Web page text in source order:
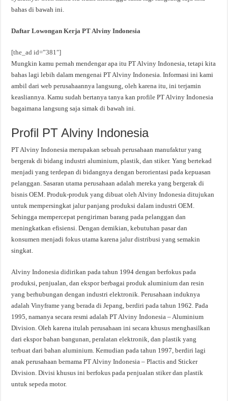
bahas di bawah ini.
Daftar Lowongan Kerja PT Alviny Indonesia
[the_ad id=”381″]
Mungkin kamu pernah mendengar apa itu PT Alviny Indonesia, tetapi kita
bahas lagi lebih dalam mengenai PT Alviny Indonesia. Informasi ini kami
ambil dari web perusahaannya langsung, oleh karena itu, ini terjamin
keasliannya. Kamu sudah bertanya tanya kan profile PT Alviny Indonesia
bagaimana langsung saja simak di bawah ini.
Profil PT Alviny Indonesia
PT Alviny Indonesia merupakan sebuah perusahaan manufaktur yang
bergerak di bidang industri aluminium, plastik, dan stiker. Yang bertekad
menjadi yang terdepan di bidangnya dengan berorientasi pada kepuasan
pelanggan. Sasaran utama perusahaan adalah mereka yang bergerak di
bisnis OEM. Produk-produk yang dibuat oleh Alviny Indonesia ditujukan
untuk mempersingkat jalur panjang produksi dalam industri OEM.
Sehingga mempercepat pengiriman barang pada pelanggan dan
meningkatkan efisiensi. Dengan demikian, kebutuhan pasar dan
konsumen menjadi fokus utama karena jalur distribusi yang semakin
singkat.
Alviny Indonesia didirikan pada tahun 1994 dengan berfokus pada
produksi, penjualan, dan ekspor berbagai produk aluminium dan resin
yang berhubungan dengan industri elektronik. Perusahaan induknya
adalah Vinyframe yang berada di Jepang, berdiri pada tahun 1962. Pada
1995, namanya secara resmi adalah PT Alviny Indonesia – Aluminium
Division. Oleh karena itulah perusahaan ini secara khusus menghasilkan
dari ekspor bahan bangunan, peralatan elektronik, dan plastik yang
terbuat dari bahan aluminium. Kemudian pada tahun 1997, berdiri lagi
anak perusahaan bernama PT Alviny Indonesia – Plactis and Sticker
Division. Divisi khusus ini berfokus pada penjualan stiker dan plastik
untuk sepeda motor.